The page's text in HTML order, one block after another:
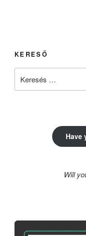
KERESŐ
Have
Will